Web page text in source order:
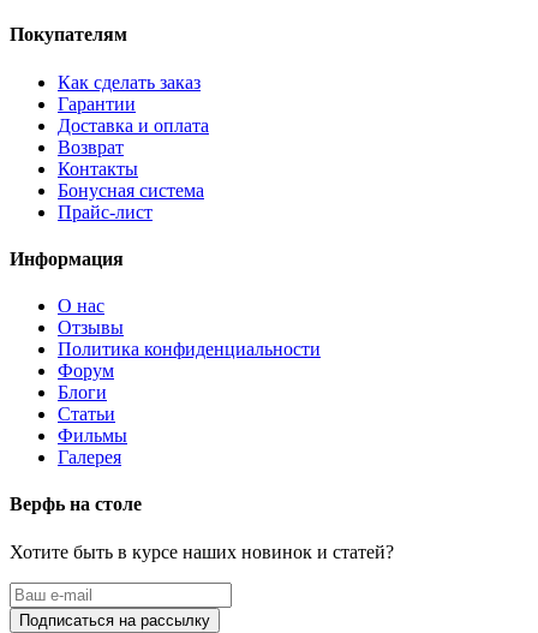
Покупателям
Как сделать заказ
Гарантии
Доставка и оплата
Возврат
Контакты
Бонусная система
Прайс-лист
Информация
О нас
Отзывы
Политика конфиденциальности
Форум
Блоги
Статьи
Фильмы
Галерея
Верфь на столе
Хотите быть в курсе наших новинок и статей?